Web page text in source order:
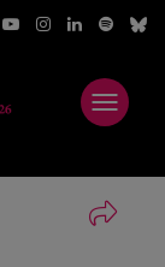
Abrir
menú